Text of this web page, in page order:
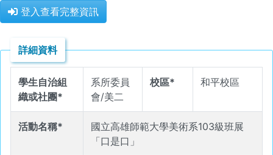
登入查看完整資訊
詳細資料
學生自治組
織或社團*
系所委員
會/美二
校區* 和平校區
活動名稱*
國立高雄師範大學美術系103級班展
「口是口」